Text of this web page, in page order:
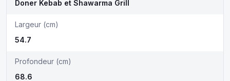
Doner Kebab et Shawarma Grill
Largeur (cm)
54.7
Profondeur (cm)
68.6